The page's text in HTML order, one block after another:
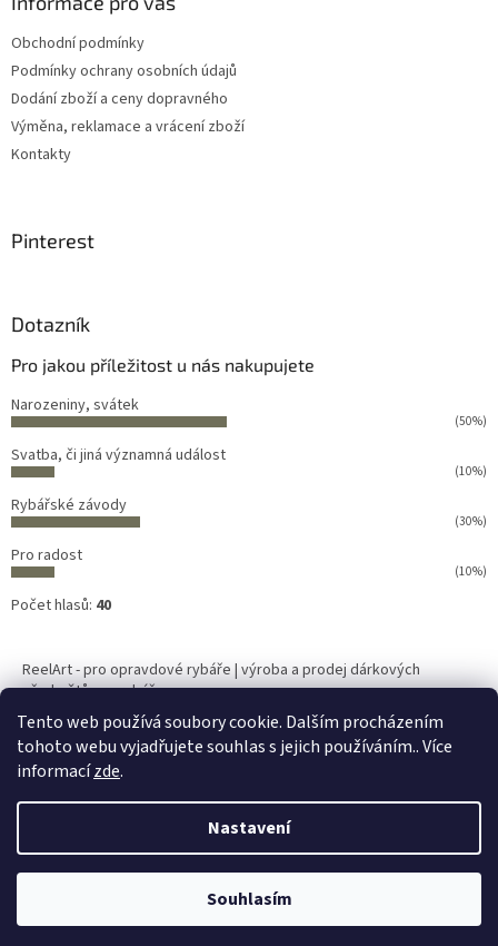
Tento web používá soubory cookie. Dalším procházením
tohoto webu vyjadřujete souhlas s jejich používáním.. Více
informacízde.
Nastavení
Souhlasím
Obchodní podmínky
Podmínky ochrany osobních údajů
Dodání zboží a ceny dopravného
Výměna, reklamace a vrácení zboží
Kontakty
Pinterest
Dotazník
Pro jakou příležitost u nás nakupujete
Narozeniny, svátek
(50%)
Svatba, či jiná významná událost
(10%)
Rybářské závody
(30%)
Pro radost
(10%)
Počet hlasů: 40
ReelArt - pro opravdové rybáře | výroba a prodej dárkových
předmětů pro rybáře
Chcete svůj originální obrázek ryby?
Vytvořil Shoptet
Rybí pohoda.cz. Všechna práva vyhrazena.